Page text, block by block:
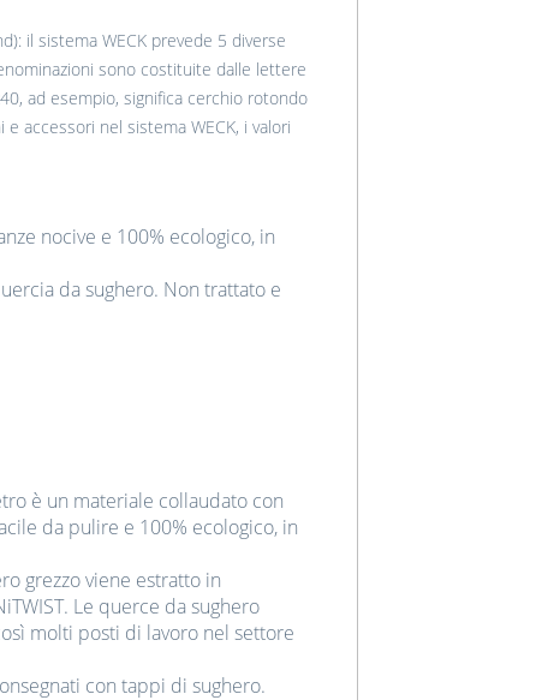
il sistema WECK prevede 5 diverse
sono costituite dalle lettere
ad esempio, significa cerchio rotondo
accessori nel sistema WECK, i valori
nocive e 100% ecologico, in
da sughero. Non trattato e
è un materiale collaudato con
da pulire e 100% ecologico, in
grezzo viene estratto in
Le querce da sughero
molti posti di lavoro nel settore
con tappi di sughero.